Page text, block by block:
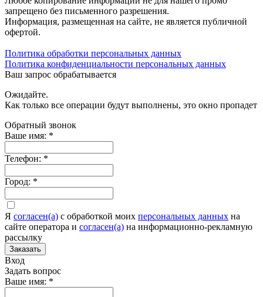
запрещено без письменного разрешения.
Информация, размещенная на сайте, не является публичной
офертой.
Политика обработки персональных данных
Политика конфиденциальности персональных данных
Ваш запрос обрабатывается
Ожидайте.
Как только все операции будут выполнены, это окно пропадет
Обратный звонок
Ваше имя: *
Телефон: *
Город: *
Я согласен(а) c обработкой моих персональных данных на
сайте оператора и согласен(а) на информационно-рекламную
рассылку
Заказать
Вход
Задать вопрос
Ваше имя: *